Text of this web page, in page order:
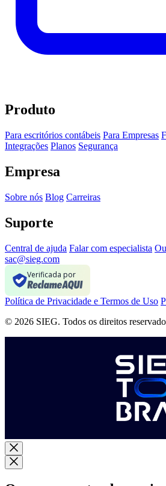
Produto
Para escritórios contábeis Para Empresas
Integrações Planos Segurança
Empresa
Sobre nós Blog Carreiras
Suporte
Central de ajuda Falar com especialista
sac@sieg.com
Verificada por
Política de Privacidade e Termos de Uso
© 2026 SIEG. Todos os direitos